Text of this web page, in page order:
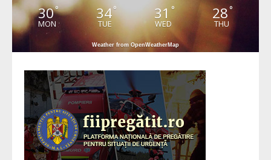
30°
MON
34°
TUE
31°
WED
28°
THU
Weather from OpenWeatherMap